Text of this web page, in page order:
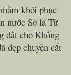
khôi phục
nước Sở là Tử
đất cho Khổng
dẹp chuyện cắt